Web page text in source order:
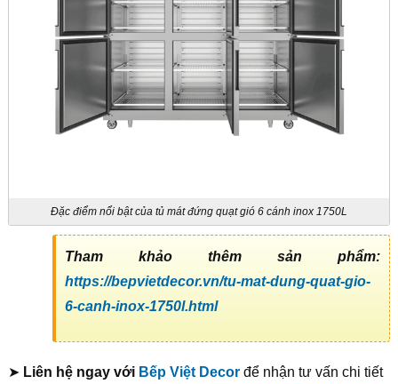
Đặc điểm nổi bật của tủ mát đứng quạt gió 6 cánh inox 1750L
Tham khảo thêm sản phẩm:
https://bepvietdecor.vn/tu-mat-dung-quat-gio-
6-canh-inox-1750l.html
➤ Liên hệ ngay với Bếp Việt Decorđể nhận tư vấn chi tiết